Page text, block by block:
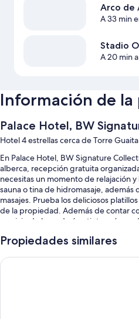
Arco de
A 33 min
Stadio
A 20 min
Información de
Palace Hotel, BW
Hotel 4 estrellas cerca de Torre Guaita
En Palace Hotel, BW Signature
alberca, recepción gratuita
necesitas un momento de relajación
sauna o tina de hidromasaje,
masajes. Prueba los deliciosos
de la propiedad. Además de contar
servicio de lavandería o tintorería,
Estos son algunos más de los
Propiedades similares
Hotel Ascot & Spa